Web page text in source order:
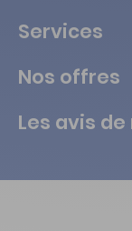
Services
Nos offres
Les avis